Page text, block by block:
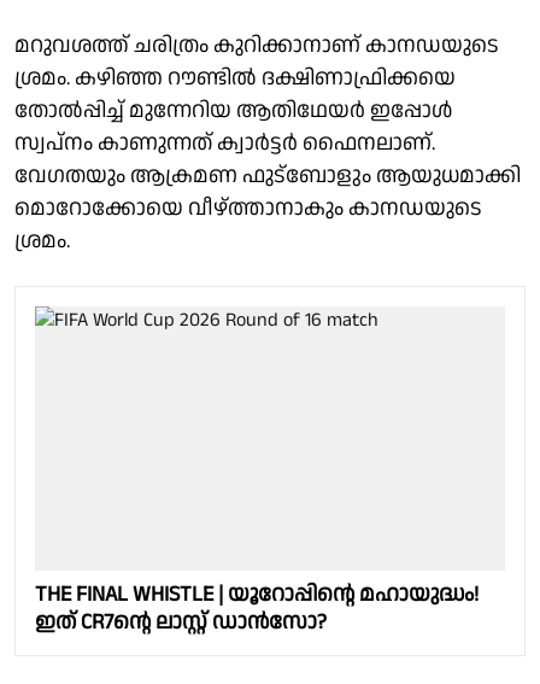
മറുവശത്ത് ചരിത്രം കുറിക്കാനാണ് കാനഡയുടെ
ശ്രമം. കഴിഞ്ഞ റൗണ്ടിൽ ദക്ഷിണാഫ്രിക്കയെ
തോൽപ്പിച്ച് മുന്നേറിയ ആതിഥേയർ ഇപ്പോൾ
സ്വപ്നം കാണുന്നത് ക്വാർട്ടർ ഫൈനലാണ്.
വേഗതയും ആക്രമണ ഫുട്ബോളും ആയുധമാക്കി
മൊറോക്കോയെ വീഴ്ത്താനാകും കാനഡയുടെ
ശ്രമം.
THE FINAL WHISTLE | യൂറോപ്പിൻ്റെ മഹായുദ്ധം!
ഇത് CR7ൻ്റെ ലാസ്റ്റ് ഡാൻസോ?